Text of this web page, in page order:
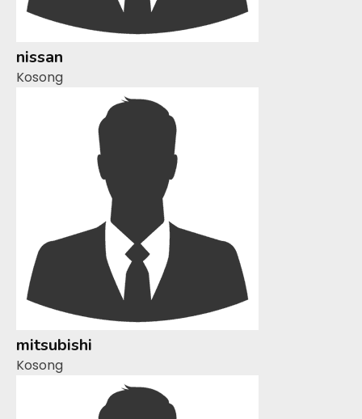
nissan
Kosong
mitsubishi
Kosong